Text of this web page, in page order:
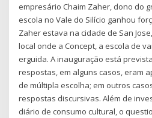
empresário Chaim Zaher, dono do
escola no Vale do Silício ganhou
Zaher estava na cidade de San
local onde a Concept, a escola de
erguida. A inauguração está
respostas, em alguns casos, eram
de múltipla escolha; em outros
respostas discursivas. Além de
diário de consumo cultural, o